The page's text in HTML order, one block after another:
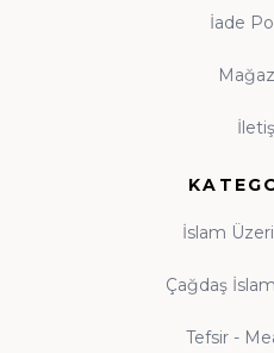
kitabı hayatının tabii bir
olurum" sözü, ilme
ifadesidir. Küçük
koleksiyonumuz;
hikâyeleriyle
ve aile kitaplığı
İade
İslam
Çağdaş
Tefsir -